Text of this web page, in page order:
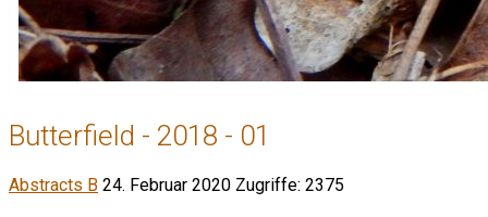
Butterfield - 2018 - 01
Abstracts B 24. Februar 2020 Zugriffe: 2375